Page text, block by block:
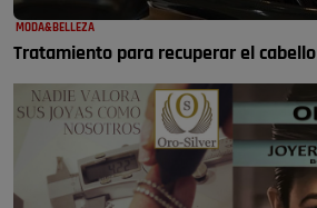
MODA&BELLEZA
Tratamiento para recuperar el cabello